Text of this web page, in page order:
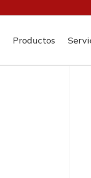
Productos